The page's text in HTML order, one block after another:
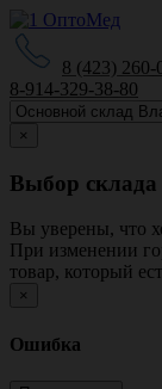
8 (423) 260-
8-914-329-38-80
×
Выбор склада
Вы уверены, что
При изменении
товар, который
×
Ошибка